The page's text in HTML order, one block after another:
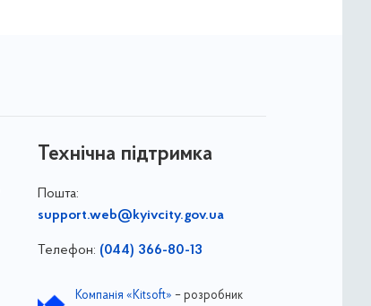
Технічна підтримка
Пошта:
support.web@kyivcity.gov.ua
Телефон: (044) 366-80-13
Компанія «Kitsoft» – розробник